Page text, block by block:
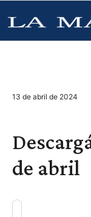
13 de abril de 2024
de abril